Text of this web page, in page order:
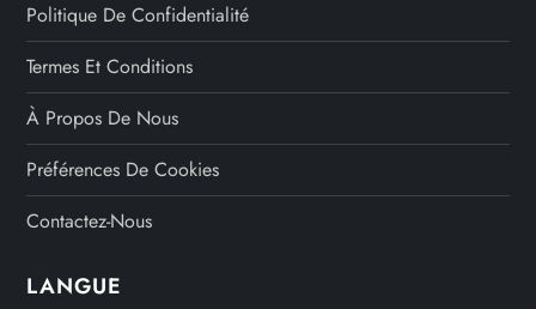
a
g
i
n
Politique De Confidentialité
Termes Et Conditions
À Propos De Nous
Préférences De Cookies
Contactez-Nous
LANGUE